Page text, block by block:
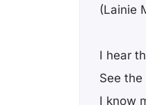
(Lainie
I hear
See
I know